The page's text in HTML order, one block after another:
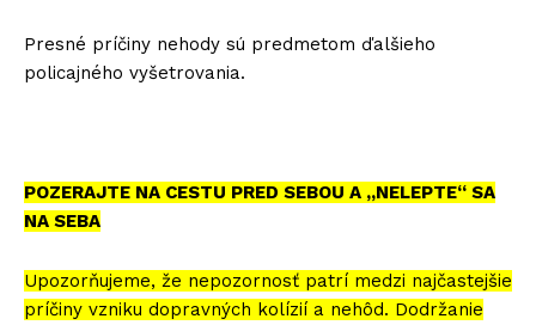
Presné príčiny nehody sú predmetom ďalšieho
policajného vyšetrovania.
POZERAJTE NA CESTU PRED SEBOU A „NELEPTE“ SA
NA SEBA
Upozorňujeme, že nepozornosť patrí medzi najčastejšie
príčiny vzniku dopravných kolízií a nehôd. Dodržanie